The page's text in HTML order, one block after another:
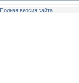
Полная версия сайта